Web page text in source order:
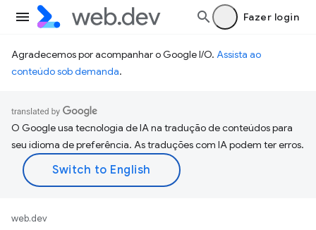
Fazer login
Agradecemos por acompanhar o Google I/O. Assista ao
conteúdo sob demanda.
O Google usa tecnologia de IA na tradução de conteúdos para
seu idioma de preferência. As traduções com IA podem ter erros.
web.dev